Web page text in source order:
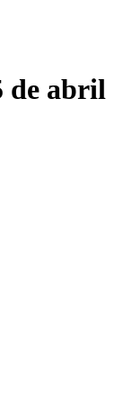
de abril